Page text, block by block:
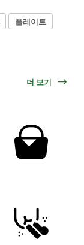
플레이트
더 보기